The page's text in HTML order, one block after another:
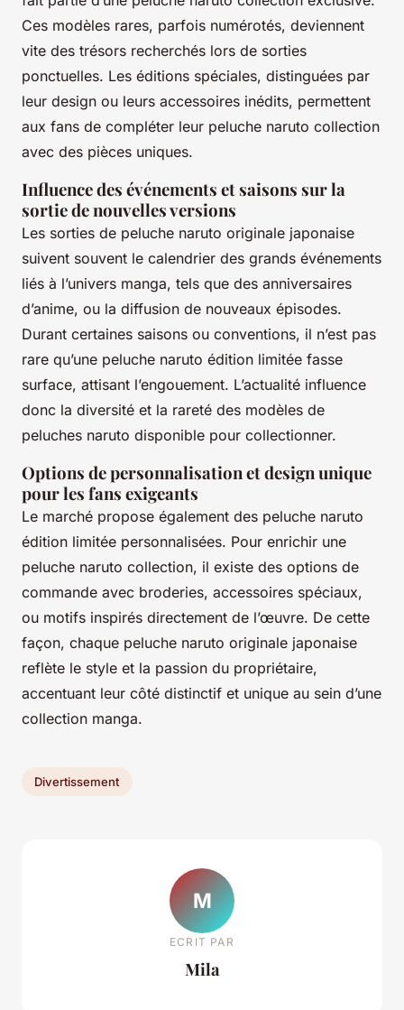
Ces modèles rares, parfois numérotés, deviennent
vite des trésors recherchés lors de sorties
ponctuelles. Les éditions spéciales, distinguées par
leur design ou leurs accessoires inédits, permettent
aux fans de compléter leur peluche naruto collection
avec des pièces uniques.
Influence des événements et saisons sur la
sortie de nouvelles versions
Les sorties de peluche naruto originale japonaise
suivent souvent le calendrier des grands événements
liés à l’univers manga, tels que des anniversaires
d’anime, ou la diffusion de nouveaux épisodes.
Durant certaines saisons ou conventions, il n’est pas
rare qu’une peluche naruto édition limitée fasse
surface, attisant l’engouement. L’actualité influence
donc la diversité et la rareté des modèles de
peluches naruto disponible pour collectionner.
Options de personnalisation et design unique
pour les fans exigeants
Le marché propose également des peluche naruto
édition limitée personnalisées. Pour enrichir une
peluche naruto collection, il existe des options de
commande avec broderies, accessoires spéciaux,
ou motifs inspirés directement de l’œuvre. De cette
façon, chaque peluche naruto originale japonaise
reflète le style et la passion du propriétaire,
accentuant leur côté distinctif et unique au sein d’une
collection manga.
Divertissement
M
ECRIT PAR
Mila